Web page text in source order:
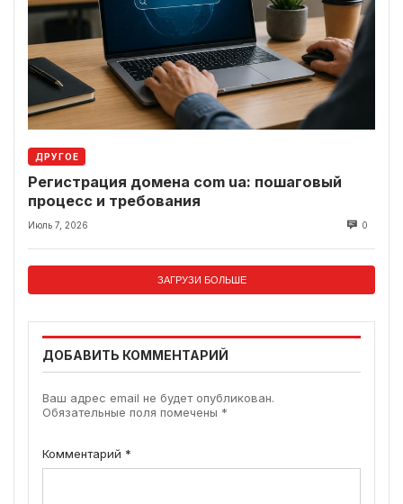
ДРУГОЕ
Регистрация домена com ua: пошаговый
процесс и требования
Июль 7, 2026 0
ЗАГРУЗИ БОЛЬШЕ
ДОБАВИТЬ КОММЕНТАРИЙ
Ваш адрес email не будет опубликован.
Обязательные поля помечены *
Комментарий *